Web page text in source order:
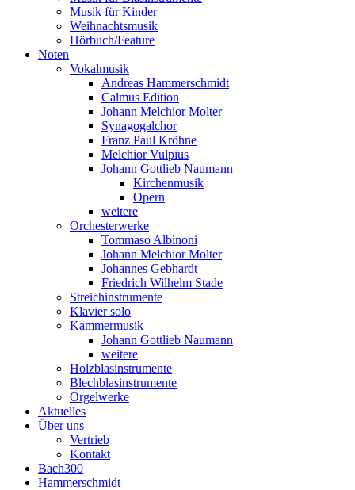
Musik für Kinder
Weihnachtsmusik
Hörbuch/Feature
Noten
Vokalmusik
Andreas Hammerschmidt
Calmus Edition
Johann Melchior Molter
Synagogalchor
Franz Paul Kröhne
Melchior Vulpius
Johann Gottlieb Naumann
Kirchenmusik
Opern
weitere
Orchesterwerke
Tommaso Albinoni
Johann Melchior Molter
Johannes Gebhardt
Friedrich Wilhelm Stade
Streichinstrumente
Klavier solo
Kammermusik
Johann Gottlieb Naumann
weitere
Holzblasinstrumente
Blechblasinstrumente
Orgelwerke
Aktuelles
Über uns
Vertrieb
Kontakt
Bach300
Hammerschmidt